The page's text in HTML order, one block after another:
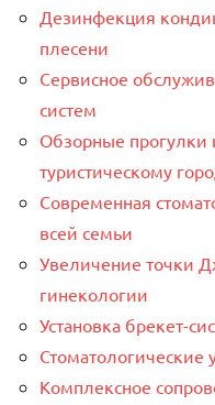
Дезинфекция
плесени
Сервисное
систем
Обзорные
туристическому
Современная
всей семьи
Увеличение точки
гинекологии
Установка брекет-
Стоматологические
Комплексное